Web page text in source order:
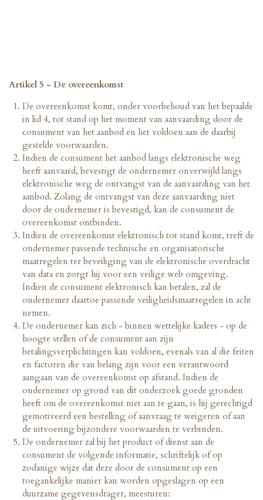
Artikel 5 - De overeenkomst
De overeenkomst komt, onder voorbehoud van het bepaalde
in lid 4, tot stand op het moment van aanvaarding door de
consument van het aanbod en het voldoen aan de daarbij
gestelde voorwaarden.
Indien de consument het aanbod langs elektronische weg
heeft aanvaard, bevestigt de ondernemer onverwijld langs
elektronische weg de ontvangst van de aanvaarding van het
aanbod. Zolang de ontvangst van deze aanvaarding niet
door de ondernemer is bevestigd, kan de consument de
overeenkomst ontbinden.
Indien de overeenkomst elektronisch tot stand komt, treft de
ondernemer passende technische en organisatorische
maatregelen ter beveiliging van de elektronische overdracht
van data en zorgt hij voor een veilige web omgeving.
Indien de consument elektronisch kan betalen, zal de
ondernemer daartoe passende veiligheidsmaatregelen in acht
nemen.
De ondernemer kan zich - binnen wettelijke kaders - op de
hoogte stellen of de consument aan zijn
betalingsverplichtingen kan voldoen, evenals van al die feiten
en factoren die van belang zijn voor een verantwoord
aangaan van de overeenkomst op afstand. Indien de
ondernemer op grond van dit onderzoek goede gronden
heeft om de overeenkomst niet aan te gaan, is hij gerechtigd
gemotiveerd een bestelling of aanvraag te weigeren of aan
de uitvoering bijzondere voorwaarden te verbinden.
De ondernemer zal bij het product of dienst aan de
consument de volgende informatie, schriftelijk of op
zodanige wijze dat deze door de consument op een
toegankelijke manier kan worden opgeslagen op een
duurzame gegevensdrager, meesturen: